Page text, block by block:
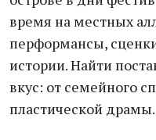
время на местных
перформансы,
истории. Найти
вкус: от семейного
пластической драмы.